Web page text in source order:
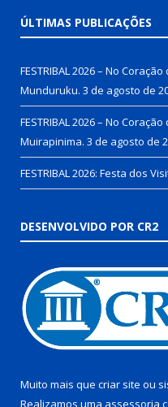
ÚLTIMAS PUBLICAÇÕES
FESTRIBAL 2026 – No
Munduruku. 3 de agosto de
FESTRIBAL 2026 – No
Muirapinima. 3 de agosto de
FESTRIBAL 2026: Festa dos
DESENVOLVIDO POR CR2
Muito mais que criar site ou
Realizamos uma assessoria